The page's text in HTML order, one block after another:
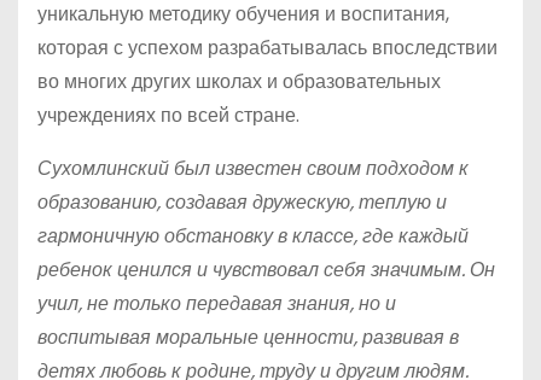
уникальную методику обучения и воспитания,
которая с успехом разрабатывалась впоследствии
во многих других школах и образовательных
учреждениях по всей стране.
Сухомлинский был известен своим подходом к
образованию, создавая дружескую, теплую и
гармоничную обстановку в классе, где каждый
ребенок ценился и чувствовал себя значимым. Он
учил, не только передавая знания, но и
воспитывая моральные ценности, развивая в
детях любовь к родине, труду и другим людям.